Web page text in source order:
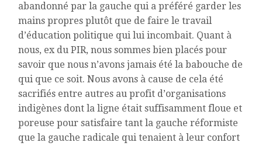
abandonné par la gauche qui a préféré garder les
mains propres plutôt que de faire le travail
d’éducation politique qui lui incombait. Quant à
nous, ex du PIR, nous sommes bien placés pour
savoir que nous n’avons jamais été la babouche de
qui que ce soit. Nous avons à cause de cela été
sacrifiés entre autres au profit d’organisations
indigènes dont la ligne était suffisamment floue et
poreuse pour satisfaire tant la gauche réformiste
que la gauche radicale qui tenaient à leur confort